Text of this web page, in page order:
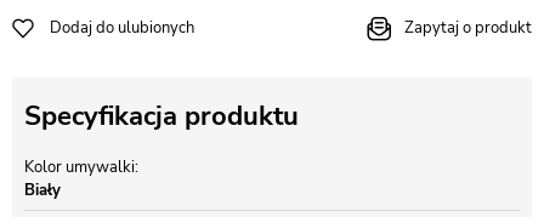
Dodaj do ulubionych Zapytaj o produkt
Specyfikacja produktu
Kolor umywalki
Biały